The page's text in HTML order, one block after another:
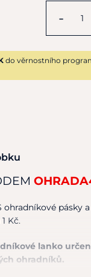
-
do věrnostního
ohradníkové pásky
Kč.
lanko
ohradníků.